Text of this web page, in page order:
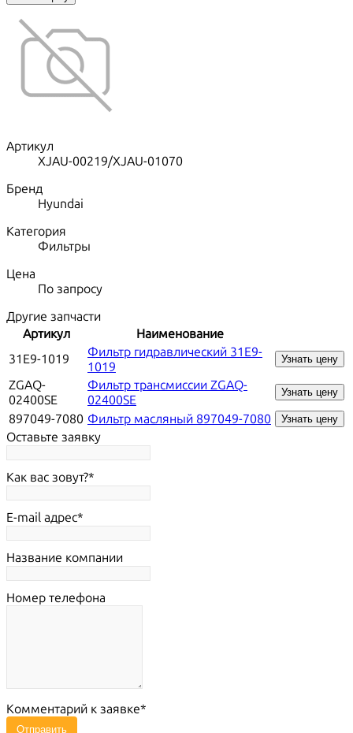
Артикул
XJAU-00219/XJAU-01070
Бренд
Hyundai
Категория
Фильтры
Цена
По запросу
Другие запчасти
Артикул
Наименование
31E9-1019
Фильтр гидравлический 31E9-
1019
Узнать цену
ZGAQ-
02400SE
Фильтр трансмиссии ZGAQ-
02400SE
Узнать цену
897049-7080 Фильтр масляный 897049-7080 Узнать цену
Оставьте заявку
Как вас зовут?
E-mail адрес
Название компании
Номер телефона
Комментарий к заявке
Отправить